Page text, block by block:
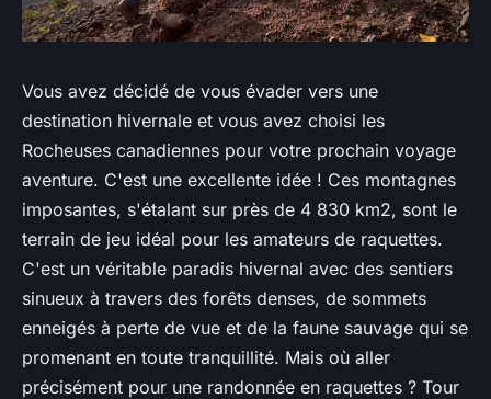
Vous avez décidé de vous évader vers une
destination hivernale et vous avez choisi les
Rocheuses canadiennes pour votre prochain voyage
aventure. C'est une excellente idée ! Ces montagnes
imposantes, s'étalant sur près de 4 830 km2, sont le
terrain de jeu idéal pour les amateurs de raquettes.
C'est un véritable paradis hivernal avec des sentiers
sinueux à travers des forêts denses, de sommets
enneigés à perte de vue et de la faune sauvage qui se
promenant en toute tranquillité. Mais où aller
précisément pour une randonnée en raquettes ? Tour